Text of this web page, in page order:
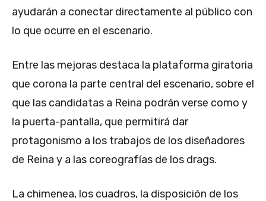
ayudarán a conectar directamente al público con
lo que ocurre en el escenario.
Entre las mejoras destaca la plataforma giratoria
que corona la parte central del escenario, sobre el
que las candidatas a Reina podrán verse como y
la puerta-pantalla, que permitirá dar
protagonismo a los trabajos de los diseñadores
de Reina y a las coreografías de los drags.
La chimenea, los cuadros, la disposición de los